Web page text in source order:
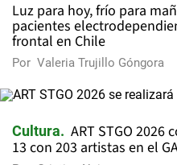
Luz para hoy, frío para
pacientes
frontal en Chile
Por Valeria Trujillo Góngora
Cultura
ART STGO
13 con 203 artistas en el